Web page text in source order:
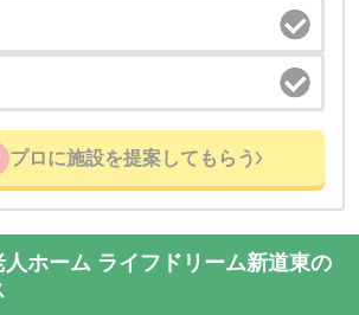
プロに施設を提案してもらう
ホーム ライフドリーム新道東の